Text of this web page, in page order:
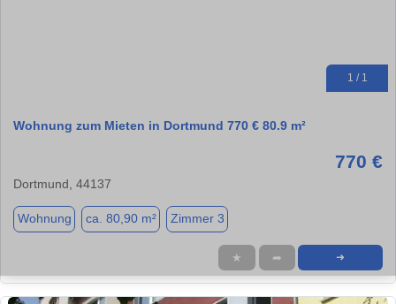
1 / 1
Wohnung zum Mieten in Dortmund 770 € 80.9 m²
770 €
Dortmund, 44137
Wohnung ca. 80,90 m² Zimmer 3
★ ➦ ➜